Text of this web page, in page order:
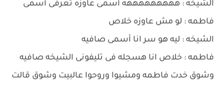
الشيخه : هههههههههه أسمى عاوزه تعرفى أسمى
فاطمه : لو مش عاوزه خلاص
الشيخه : ليه هو سر انا أسمى صافيه
فاطمه : خلاص انا هسجله فى تليفونى الشيخه صافيه
وشوق خدت فاطمه ومشيوا وروحوا عالبيت وشوق قالت